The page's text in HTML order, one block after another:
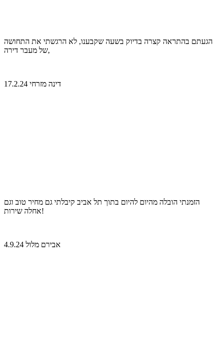
הגעתם בהתראה קצרה בדיוק בשעה שקבענו, לא הרגשתי את התחושה
של מעבר דירה,
דינה מזרחי 17.2.24
הזמנתי הובלה מהיום להיום בתוך תל אביב קיבלתי גם מחיר טוב וגם
אחלה שירות!
אבירם מלול 4.9.24